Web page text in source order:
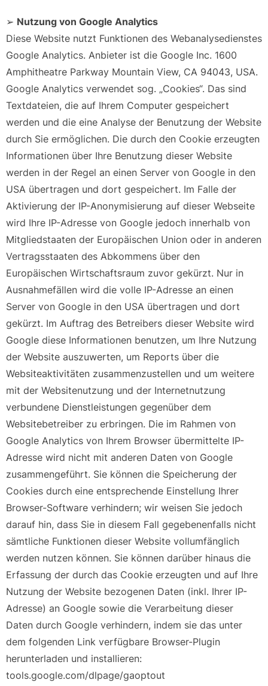
➢ Nutzung von Google Analytics
Diese Website nutzt Funktionen des Webanalysedienstes
Google Analytics. Anbieter ist die Google Inc. 1600
Amphitheatre Parkway Mountain View, CA 94043, USA.
Google Analytics verwendet sog. „Cookies“. Das sind
Textdateien, die auf Ihrem Computer gespeichert
werden und die eine Analyse der Benutzung der Website
durch Sie ermöglichen. Die durch den Cookie erzeugten
Informationen über Ihre Benutzung dieser Website
werden in der Regel an einen Server von Google in den
USA übertragen und dort gespeichert. Im Falle der
Aktivierung der IP-Anonymisierung auf dieser Webseite
wird Ihre IP-Adresse von Google jedoch innerhalb von
Mitgliedstaaten der Europäischen Union oder in anderen
Vertragsstaaten des Abkommens über den
Europäischen Wirtschaftsraum zuvor gekürzt. Nur in
Ausnahmefällen wird die volle IP-Adresse an einen
Server von Google in den USA übertragen und dort
gekürzt. Im Auftrag des Betreibers dieser Website wird
Google diese Informationen benutzen, um Ihre Nutzung
der Website auszuwerten, um Reports über die
Websiteaktivitäten zusammenzustellen und um weitere
mit der Websitenutzung und der Internetnutzung
verbundene Dienstleistungen gegenüber dem
Websitebetreiber zu erbringen. Die im Rahmen von
Google Analytics von Ihrem Browser übermittelte IP-
Adresse wird nicht mit anderen Daten von Google
zusammengeführt. Sie können die Speicherung der
Cookies durch eine entsprechende Einstellung Ihrer
Browser-Software verhindern; wir weisen Sie jedoch
darauf hin, dass Sie in diesem Fall gegebenenfalls nicht
sämtliche Funktionen dieser Website vollumfänglich
werden nutzen können. Sie können darüber hinaus die
Erfassung der durch das Cookie erzeugten und auf Ihre
Nutzung der Website bezogenen Daten (inkl. Ihrer IP-
Adresse) an Google sowie die Verarbeitung dieser
Daten durch Google verhindern, indem sie das unter
dem folgenden Link verfügbare Browser-Plugin
herunterladen und installieren:
tools.google.com/dlpage/gaoptout